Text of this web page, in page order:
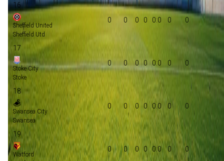
16
Sheffield United
Sheffield Utd
0 0 0 0 0:0 0 0
17
Stoke City
Stoke
0 0 0 0 0:0 0 0
18
Swansea City
Swansea
0 0 0 0 0:0 0 0
19
Watford
0 0 0 0 0:0 0 0